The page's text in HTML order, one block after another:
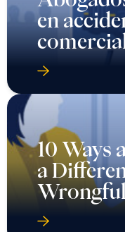
en
10 Ways
a
Wrongful